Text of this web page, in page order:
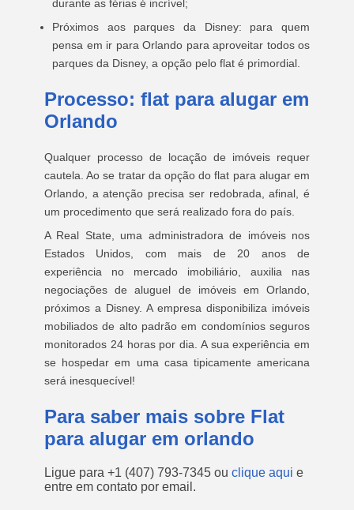
durante as férias é incrível;
Próximos aos parques da Disney: para quem
pensa em ir para Orlando para aproveitar todos os
parques da Disney, a opção pelo flat é primordial.
Processo: flat para alugar em
Orlando
Qualquer processo de locação de imóveis requer
cautela. Ao se tratar da opção do flat para alugar em
Orlando, a atenção precisa ser redobrada, afinal, é
um procedimento que será realizado fora do país.
A Real State, uma administradora de imóveis nos
Estados Unidos, com mais de 20 anos de
experiência no mercado imobiliário, auxilia nas
negociações de aluguel de imóveis em Orlando,
próximos a Disney. A empresa disponibiliza imóveis
mobiliados de alto padrão em condomínios seguros
monitorados 24 horas por dia. A sua experiência em
se hospedar em uma casa tipicamente americana
será inesquecível!
Para saber mais sobre Flat
para alugar em orlando
Ligue para +1 (407) 793-7345 ou clique aqui e
entre em contato por email.